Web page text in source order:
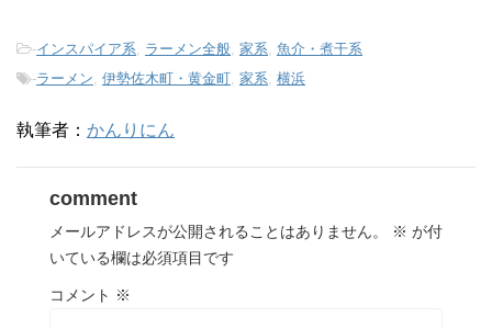
-インスパイア系, ラーメン全般, 家系, 魚介・煮干系
-ラーメン, 伊勢佐木町・黄金町, 家系, 横浜
執筆者： かんりにん
comment
メールアドレスが公開されることはありません。 ※ が付
いている欄は必須項目です
コメント ※